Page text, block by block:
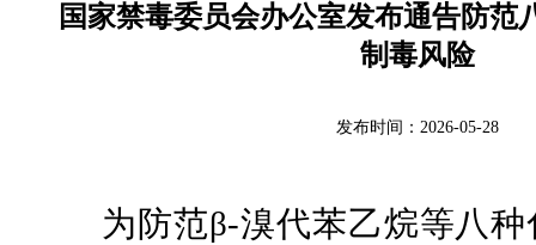
国家禁毒委员会办公室发布通告防范
制毒风险
发布时间：2026-05-28
为防范β-溴代苯乙烷等八